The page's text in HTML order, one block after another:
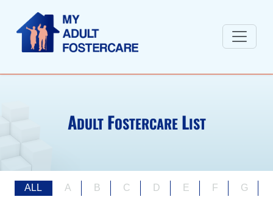
ADULT FOSTERCARE LIST
ALL A B C D E F G